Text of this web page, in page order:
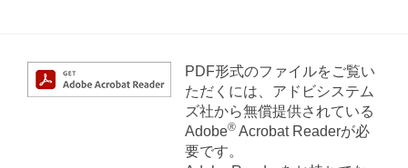
PDF形式のファイルをご覧い
ただくには、アドビシステム
ズ社から無償提供されている
Adobe®Acrobat Readerが必
要です。